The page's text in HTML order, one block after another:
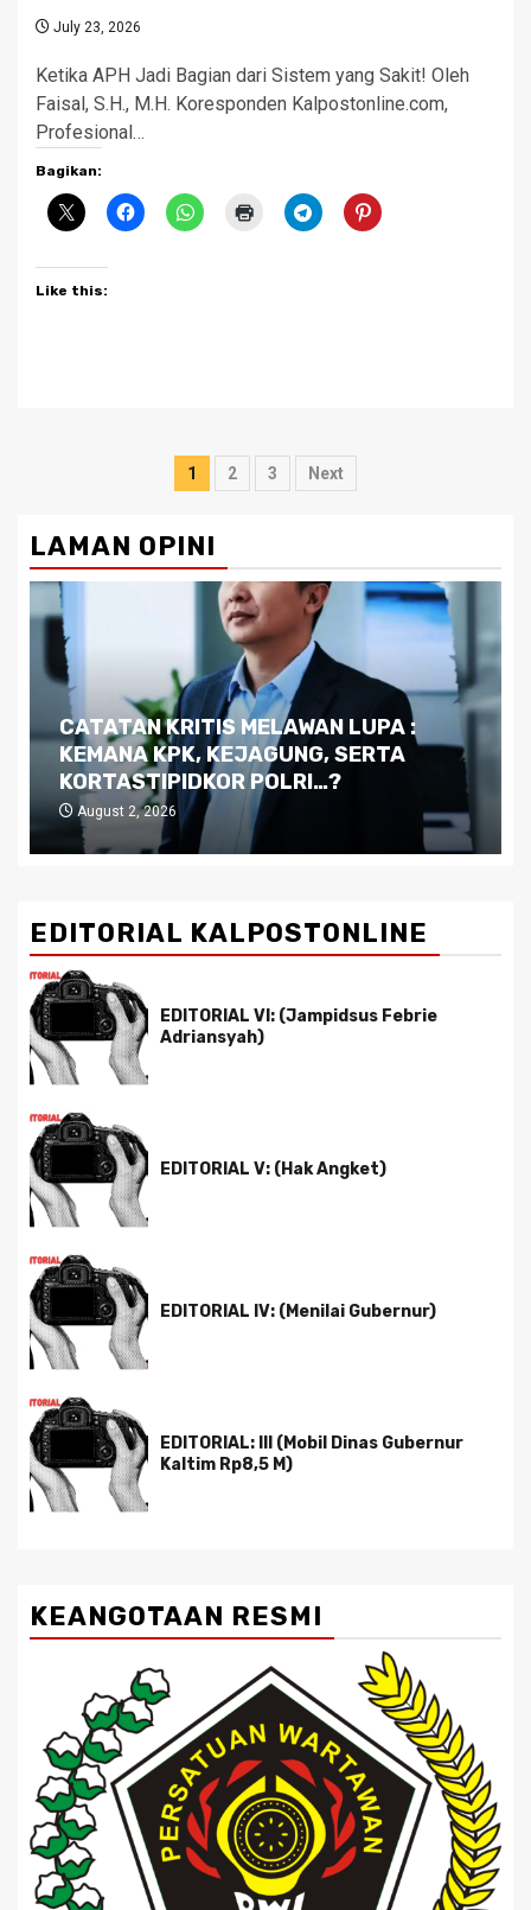
July 23, 2026
Ketika APH Jadi Bagian dari Sistem yang Sakit! Oleh
Faisal, S.H., M.H. Koresponden Kalpostonline.com,
Profesional…
Bagikan:
Like this:
Posts
1 2 3 Next
LAMAN OPINI
Dilema Kaltim di Tengah Krisis:
Kutukan Sumber Daya Alam dan
Pemimpin yang Tak Kreatif
July 29, 2026
EDITORIAL KALPOSTONLINE
EDITORIAL VI: (Jampidsus Febrie
Adriansyah)
EDITORIAL V: (Hak Angket)
EDITORIAL IV: (Menilai Gubernur)
EDITORIAL: III (Mobil Dinas Gubernur
Kaltim Rp8,5 M)
KEANGOTAAN RESMI